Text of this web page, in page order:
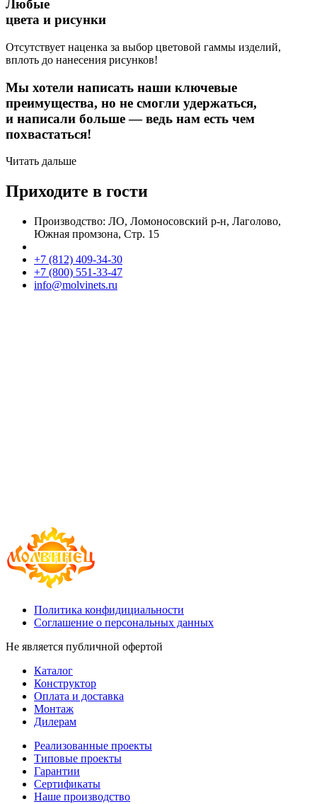
Любые
цвета и рисунки
Отсутствует наценка за выбор цветовой гаммы изделий,
вплоть до нанесения рисунков!
Мы хотели написать наши ключевые
преимущества, но не смогли удержаться,
и написали больше — ведь нам есть чем
похвастаться!
Читать дальше
Приходите в гости
Производство: ЛО, Ломоносовский р-н, Лаголово,
Южная промзона, Стр. 15
+7 (812) 409-34-30
+7 (800) 551-33-47
info@molvinets.ru
Политика конфидициальности
Соглашение о персональных данных
Не является публичной офертой
Каталог
Конструктор
Оплата и доставка
Монтаж
Дилерам
Реализованные проекты
Типовые проекты
Гарантии
Сертификаты
Наше производство